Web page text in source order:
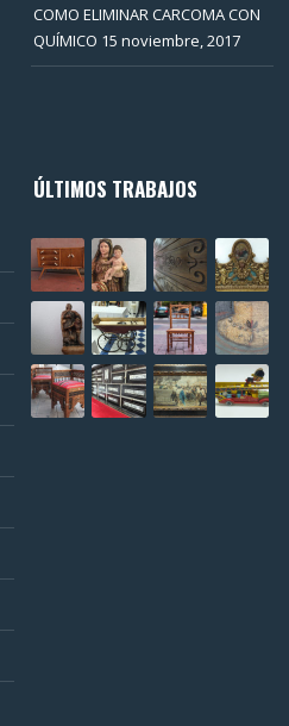
COMO ELIMINAR CARCOMA CON
QUÍMICO 15 noviembre, 2017
ÚLTIMOS TRABAJOS